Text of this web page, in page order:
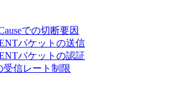
での切断要因
パケットの送信
パケットの認証
受信レート制限